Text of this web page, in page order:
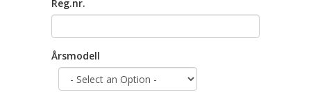
Reg.nr.
Årsmodell